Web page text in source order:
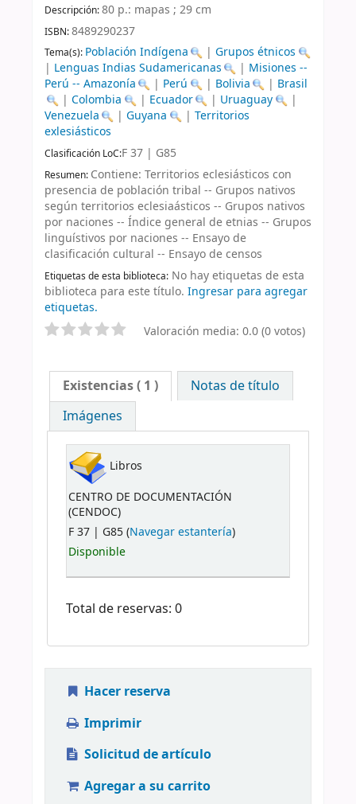
Descripción:80 p.: mapas ; 29 cm
ISBN:8489290237
Tema(s): Población Indígena |Grupos étnicos
| Lenguas Indias Sudamericanas | Misiones --
Perú -- Amazonía
| Perú | Bolivia | Brasil
|Colombia | Ecuador | Uruaguay
|
Venezuela
|Guyana | Territorios
exlesiásticos
Clasificación LoC:F 37 | G85
Resumen: Contiene: Territorios eclesiásticos con
presencia de población tribal -- Grupos nativos
según territorios eclesiaásticos -- Grupos nativos
por naciones -- Índice general de etnias -- Grupos
linguístivos por naciones -- Ensayo de
clasificación cultural -- Ensayo de censos
Etiquetas de esta biblioteca: No hay etiquetas de esta
biblioteca para este título. Ingresar para agregar
etiquetas.
Valoración media: 0.0 (0 votos)
Existencias( 1 )
Notas de título
Imágenes
Libros
CENTRO DE DOCUMENTACIÓN
(CENDOC)
F 37 | G85 (Navegar estantería)
Disponible
Total de reservas: 0
Hacer reserva
Imprimir
Solicitud de artículo
Agregar a su carrito